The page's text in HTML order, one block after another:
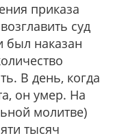
приказа
суд
был наказан
В день, когда
он умер. На
молитве)
тысяч